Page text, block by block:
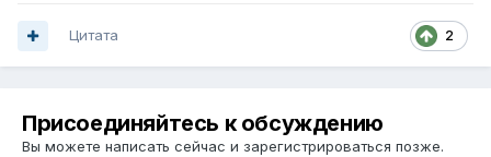
2
Цитата
Присоединяйтесь к обсуждению
Вы можете написать сейчас и зарегистрироваться позже.